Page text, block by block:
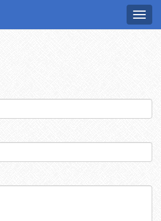
Menu